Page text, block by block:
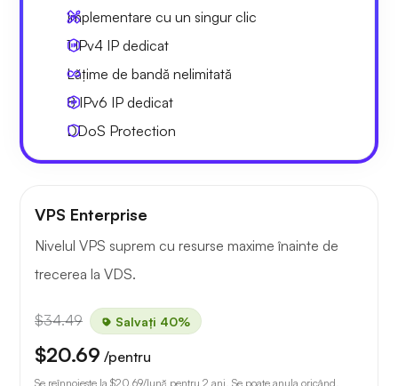
Implementare cu un singur clic
1 IPv4 IP dedicat
Lățime de bandă nelimitată
8 IPv6 IP dedicat
DDoS Protection
VPS Enterprise
Nivelul VPS suprem cu resurse maxime înainte de
trecerea la VDS.
$34.49 Salvați 40%
$20.69 /pentru
Se reînnoiește la $20.69/lună pentru 2 ani. Se poate anula oricând.